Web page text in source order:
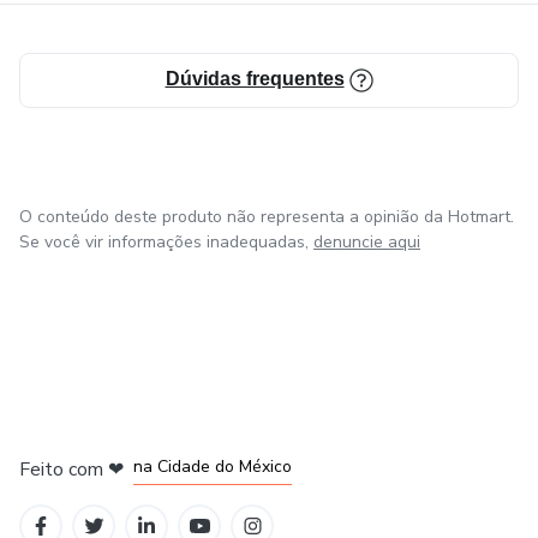
Dúvidas frequentes
O conteúdo deste produto não representa a opinião da Hotmart.
Se você vir informações inadequadas, denuncie aqui
Feito com ❤ na Cidade do México